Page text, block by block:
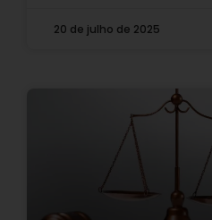
20 de julho de 2025